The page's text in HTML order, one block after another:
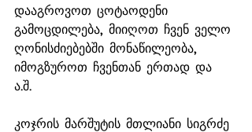
დააგროვოთ ცოტაოდენი
გამოცდილება, მიიღოთ ჩვენ ველო
ღონისძიებებში მონაწილეობა,
იმოგზუროთ ჩვენთან ერთად და
ა.შ.
კოჯრის მარშუტის მთლიანი სიგრძე